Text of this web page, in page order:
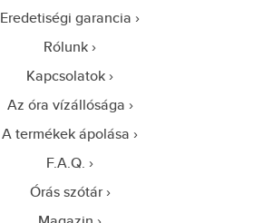
Eredetiségi garancia
Rólunk
Kapcsolatok
Az óra vízállósága
A termékek ápolása
F.A.Q.
Órás szótár